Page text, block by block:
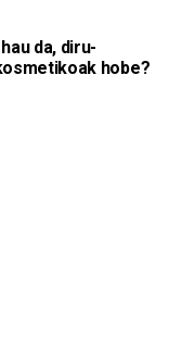
da, diru-
hobe?